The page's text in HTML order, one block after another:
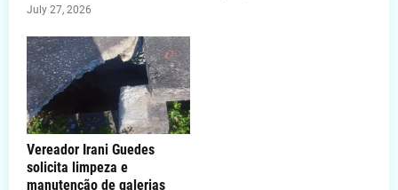
July 27, 2026
Vereador Irani Guedes
solicita limpeza e
manutenção de galerias